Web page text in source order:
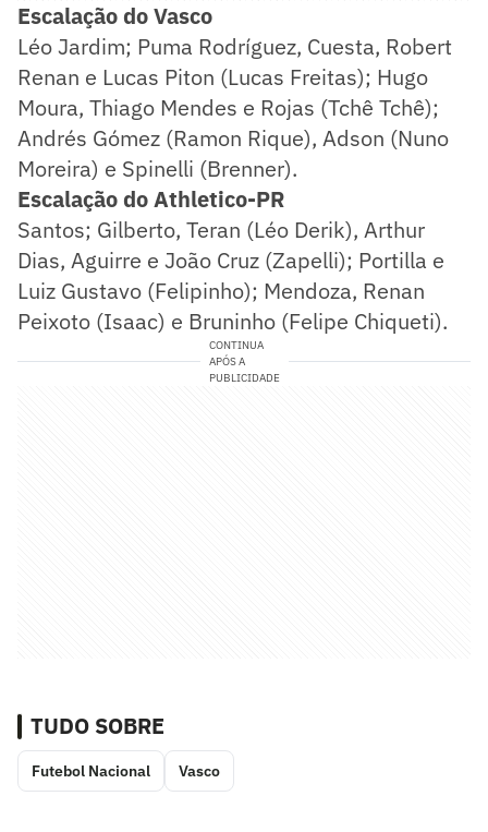
Escalação do Vasco
Léo Jardim; Puma Rodríguez, Cuesta, Robert
Renan e Lucas Piton (Lucas Freitas); Hugo
Moura, Thiago Mendes e Rojas (Tchê Tchê);
Andrés Gómez (Ramon Rique), Adson (Nuno
Moreira) e Spinelli (Brenner).
Escalação do Athletico-PR
Santos; Gilberto, Teran (Léo Derik), Arthur
Dias, Aguirre e João Cruz (Zapelli); Portilla e
Luiz Gustavo (Felipinho); Mendoza, Renan
Peixoto (Isaac) e Bruninho (Felipe Chiqueti).
CONTINUA
APÓS A
PUBLICIDADE
TUDO SOBRE
Futebol Nacional Vasco